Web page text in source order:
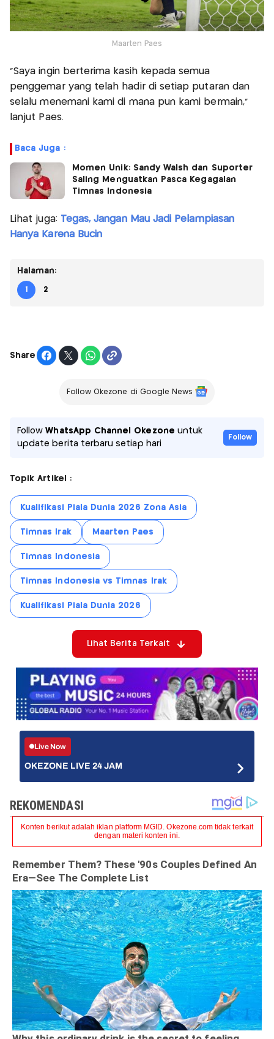
Maarten Paes
"Saya ingin berterima kasih kepada semua
penggemar yang telah hadir di setiap putaran dan
selalu menemani kami di mana pun kami bermain,"
lanjut Paes.
Baca Juga :
Momen Unik: Sandy Walsh dan Suporter
Saling Menguatkan Pasca Kegagalan
Timnas Indonesia
Lihat juga: Tegas, Jangan Mau Jadi Pelampiasan
Hanya Karena Bucin
Halaman:
1 2
Share
Follow Okezone di Google News
FollowWhatsApp Channel Okezone untuk
update berita terbaru setiap hari
Follow
Topik Artikel :
Kualifikasi Piala Dunia 2026 Zona Asia
Timnas Irak Maarten Paes
Timnas Indonesia
Timnas Indonesia vs Timnas Irak
Kualifikasi Piala Dunia 2026
Lihat Berita Terkait
Live Now
OKEZONE LIVE 24 JAM